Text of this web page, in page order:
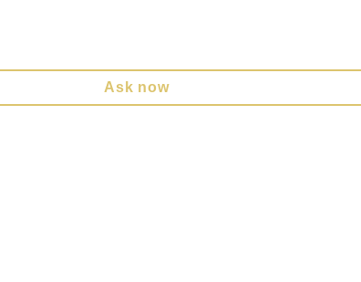
Ask now